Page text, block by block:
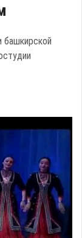
башкирской